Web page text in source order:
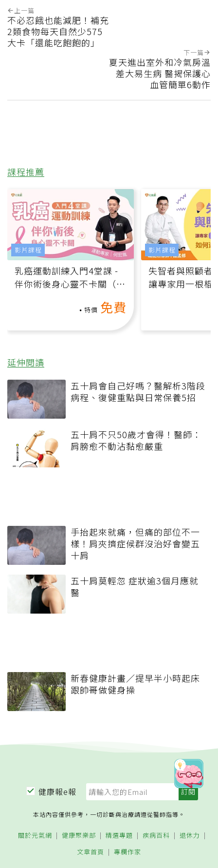
上一篇
不必忍餓也能減肥！補充
2類食物每天自然少575
大卡「還能吃飽飽的」
下一篇
夏天進出室外和冷氣房溫
差大易生病 醫揭保護心
血管簡單6動作
課程推薦
乳癌運動訓練入門4堂課 -
伴你術後身心靈不卡關（線
特價 免費
影片課程
失智者與照顧者
讓專家用一根棍
影片課程
延伸閱讀
五十肩會自己好嗎？醫解析3階段
病程、復健重點與日常保養5招
五十肩不只50歲才會得！醫師：
肩膀愈不動沾黏愈嚴重
手抬起來就痛，但痛的部位不一
樣！肩夾擠症候群沒治好會變五
十肩
五十肩莫輕忽 症狀逾3個月應就
醫
新春健康計畫／提早半小時起床
跟帥哥做健身操
健康報e報
本站內容僅供參考，一切診斷與治療請遵從醫師指導。
關於元氣網 健康聚樂部 精選專題 疾病百科
退休力
文章首頁
專欄作家